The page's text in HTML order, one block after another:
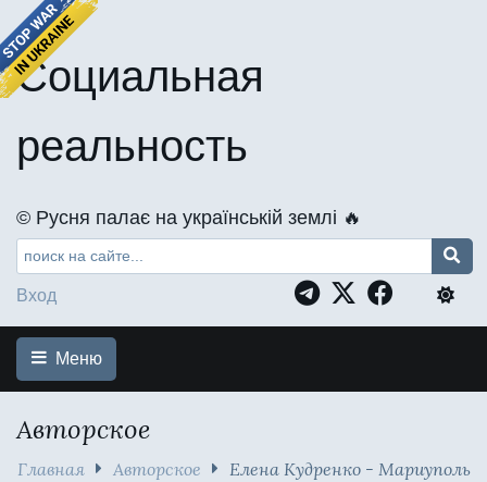
Социальная
реальность
©️ Русня палає на українській землі 🔥
Вход
Меню
Авторское
Главная Авторское
Елена Кудренко - Мариуполь